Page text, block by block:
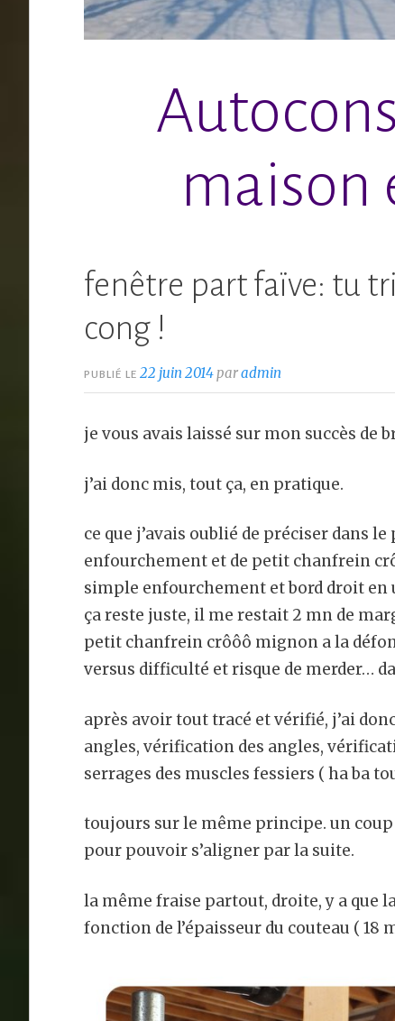
maison
fenêtre part faïve: tu
cong !
PUBLIÉ LE 22 juin 2014paradmin
je vous avais laissé sur mon succès de
j’ai donc mis, tout ça, en pratique.
ce que j’avais oublié de préciser dans
enfourchement et de petit chanfrein
simple enfourchement et bord droit en
ça reste juste, il me restait 2 mn de
petit chanfrein crôôô mignon a la
versus difficulté et risque de merder…
après avoir tout tracé et vérifié, j’ai
angles, vérification des angles,
serrages des muscles fessiers ( ha ba
toujours sur le même principe. un
pour pouvoir s’aligner par la suite.
la même fraise partout, droite, y a que
fonction de l’épaisseur du couteau ( 18